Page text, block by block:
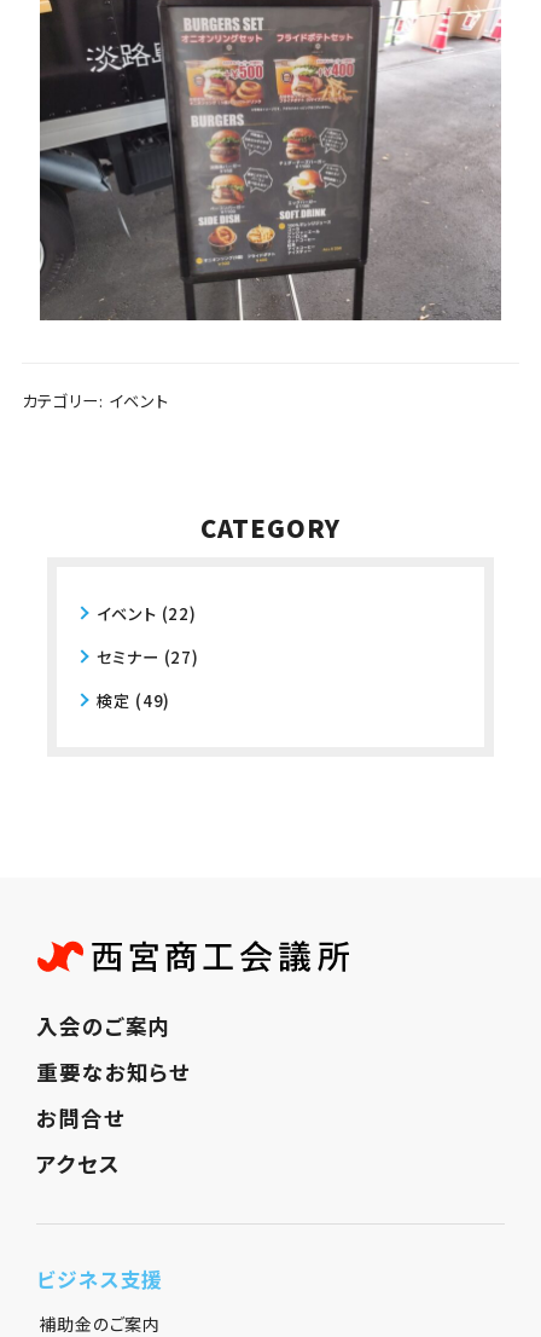
カテゴリー: イベント
CATEGORY
イベント (22)
セミナー (27)
検定 (49)
入会のご案内
重要なお知らせ
お問合せ
アクセス
ビジネス支援
補助金のご案内